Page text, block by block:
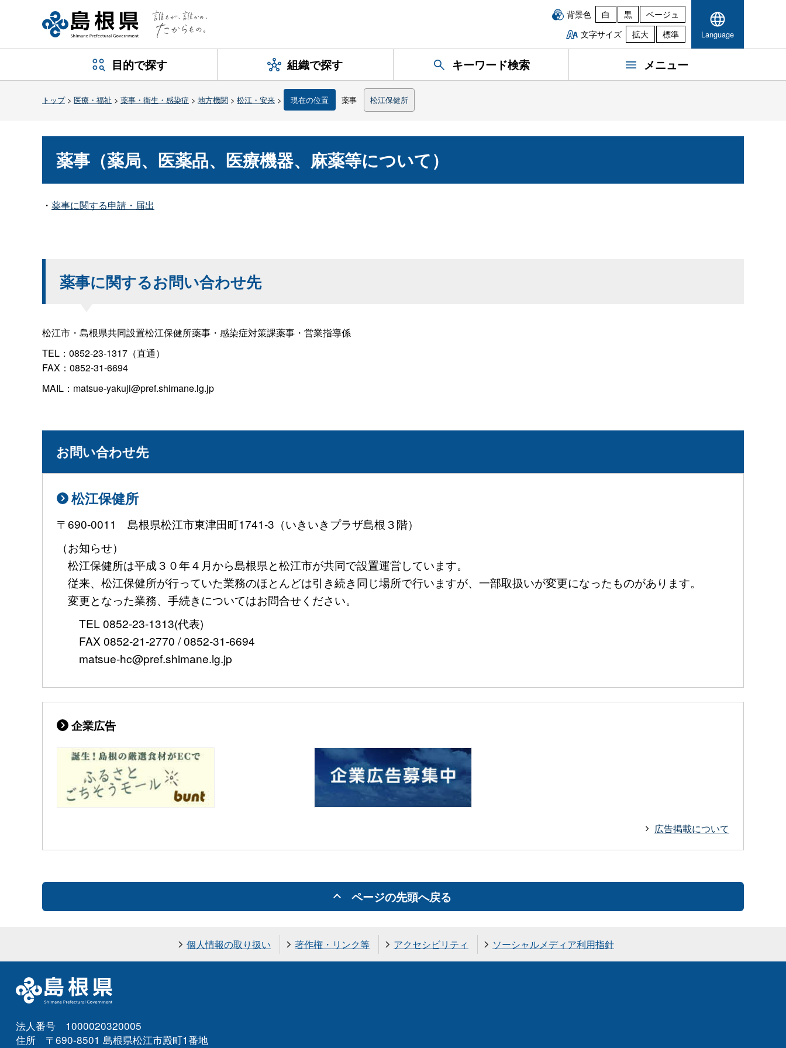
背景色 白 黒
ベージュ
文字サイズ
拡大 標準 Language
目的で探す 組織で探す キーワード検索 メニュー
トップ> 医療・福祉 > 薬事・衛生・感染症 > 地方機関 > 松江・安来 > 現在の位置 薬事 松江保健所
薬事（薬局、医薬品、医療機器、麻薬等について）
・ 薬事に関する申請・届出
薬事に関するお問い合わせ先
松江市・島根県共同設置松江保健所薬事・感染症対策課薬事・営業指導係
TEL：0852-23-1317（直通）
FAX：0852-31-6694
MAIL：matsue-yakuji@pref.shimane.lg.jp
お問い合わせ先
松江保健所
〒690-0011 島根県松江市東津田町1741-3（いきいきプラザ島根３階）
（お知らせ）
松江保健所は平成３０年４月から島根県と松江市が共同で設置運営しています。
従来、松江保健所が行っていた業務のほとんどは引き続き同じ場所で行いますが、一部取扱いが変更になったものがあります。
変更となった業務、手続きについてはお問合せください。
TEL 0852-23-1313(代表)
FAX 0852-21-2770 / 0852-31-6694
matsue-hc@pref.shimane.lg.jp
企業広告
広告掲載について
ページの先頭へ戻る
個人情報の取り扱い 著作権・リンク等 アクセシビリティ ソーシャルメディア利用指針
法人番号 1000020320005
住所 〒690-8501 島根県松江市殿町1番地